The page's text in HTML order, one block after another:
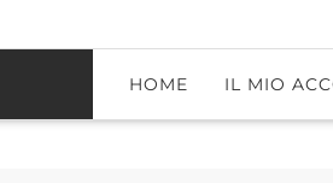
HOME IL MIO